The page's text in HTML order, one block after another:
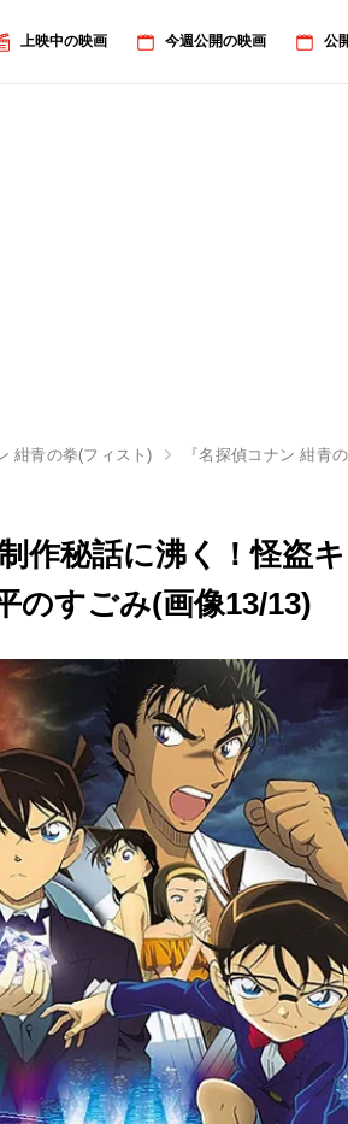
上映中の映画 今週公開の映画 公
紺青の拳(フィスト) 『名探偵コナン 紺青
作秘話に沸く！怪盗
のすごみ(画像13/13)